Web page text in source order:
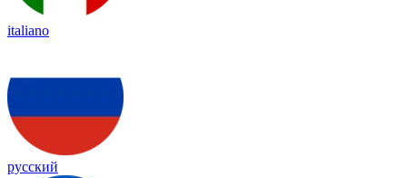
italiano
русский